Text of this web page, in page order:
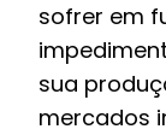
sofrer em
sua
mercados